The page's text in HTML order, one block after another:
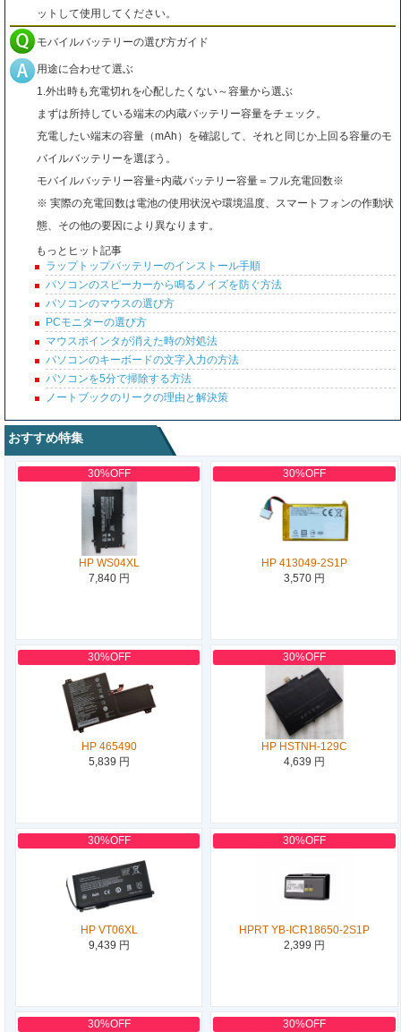
ットして使用してください。
モバイルバッテリーの選び方ガイド
用途に合わせて選ぶ
1.外出時も充電切れを心配したくない～容量から選ぶ
まずは所持している端末の内蔵バッテリー容量をチェック。
充電したい端末の容量（mAh）を確認して、それと同じか上回る容量のモ
バイルバッテリーを選ぼう。
モバイルバッテリー容量÷内蔵バッテリー容量＝フル充電回数※
※ 実際の充電回数は電池の使用状況や環境温度、スマートフォンの作動状
態、その他の要因により異なります。
もっとヒット記事
ラップトップバッテリーのインストール手順
パソコンのスピーカーから鳴るノイズを防ぐ方法
パソコンのマウスの選び方
PCモニターの選び方
マウスポインタが消えた時の対処法
パソコンのキーボードの文字入力の方法
パソコンを5分で掃除する方法
ノートブックのリークの理由と解決策
おすすめ特集
30%OFF
HP WS04XL
7,840 円
30%OFF
HP 413049-2S1P
3,570 円
30%OFF
HP 465490
5,839 円
30%OFF
HP HSTNH-129C
4,639 円
30%OFF
HP VT06XL
9,439 円
30%OFF
HPRT YB-ICR18650-2S1P
2,399 円
30%OFF 30%OFF